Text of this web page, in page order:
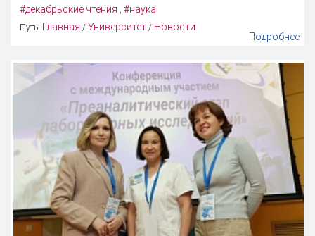
#декабрьские чтения , #наука
Путь: Главная / Университет / Новости
Подробнее